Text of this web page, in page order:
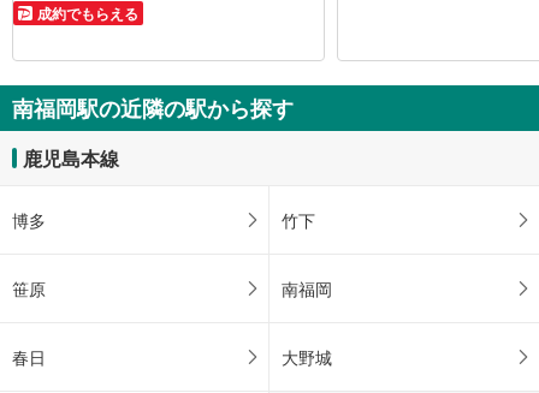
成約でもらえる
南福岡駅の近隣の駅から探す
鹿児島本線
博多 竹下
笹原 南福岡
春日 大野城